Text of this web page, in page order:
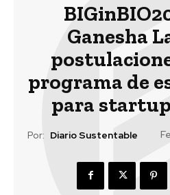
Ganesha
programa de
para
Por: Diario Sustentable